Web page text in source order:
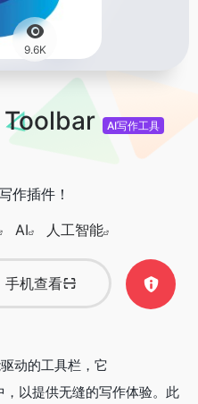
9.6K
AI写作工具
作插件！
AI 人工智能
手机查看
动的工具栏，它
以提供无缝的写作体验。此